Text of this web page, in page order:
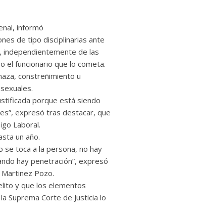
informó
de tipo disciplinarias ante
independientemente de las
el funcionario que lo cometa.
constreñimiento u
porque está siendo
expresó tras destacar, que
Laboral.
un año.
se toca a la persona, no hay
hay penetración”, expresó
Pozo.
y que los elementos
Suprema Corte de Justicia lo